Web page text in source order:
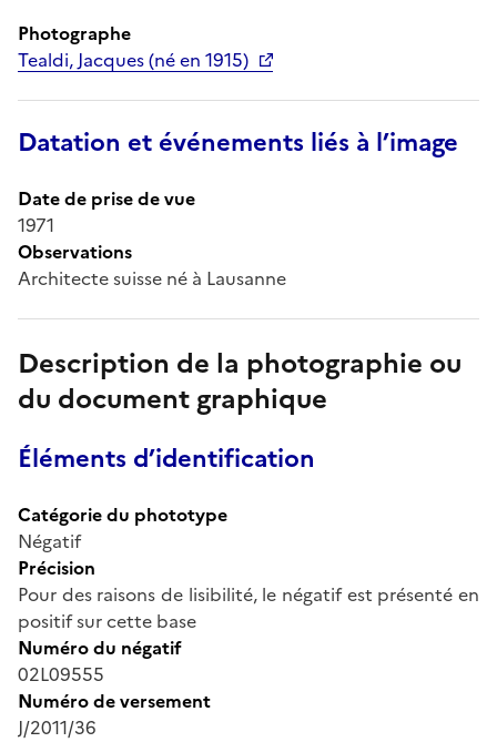
Photographe
Tealdi, Jacques (né en 1915)
Datation et événements liés à l’image
Date de prise de vue
1971
Observations
Architecte suisse né à Lausanne
Description de la photographie ou
du document graphique
Éléments d’identification
Catégorie du phototype
Négatif
Précision
Pour des raisons de lisibilité, le négatif est présenté en
positif sur cette base
Numéro du négatif
02L09555
Numéro de versement
J/2011/36